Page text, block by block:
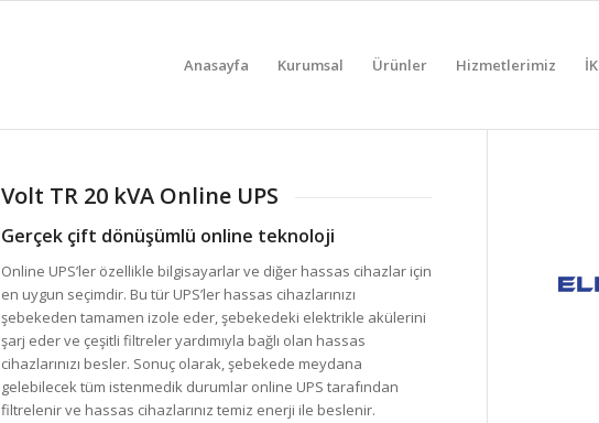
Anasayfa Kurumsal Ürünler Hizmetlerimiz İK
Volt TR 20 kVA Online UPS
Gerçek çift dönüşümlü online teknoloji
Online UPS’ler özellikle bilgisayarlar ve diğer hassas cihazlar için
en uygun seçimdir. Bu tür UPS’ler hassas cihazlarınızı
şebekeden tamamen izole eder, şebekedeki elektrikle akülerini
şarj eder ve çeşitli filtreler yardımıyla bağlı olan hassas
cihazlarınızı besler. Sonuç olarak, şebekede meydana
gelebilecek tüm istenmedik durumlar online UPS tarafından
filtrelenir ve hassas cihazlarınız temiz enerji ile beslenir.